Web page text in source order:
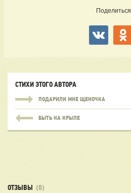
Поделиться
СТИХИ ЭТОГО АВТОРА
ПОДАРИЛИ МНЕ ЩЕНОЧКА
БЫТЬ НА КРЫЛЕ
ОТЗЫВЫ (0)